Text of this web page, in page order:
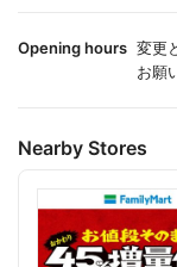
Opening hours 変更
お願
Nearby Stores